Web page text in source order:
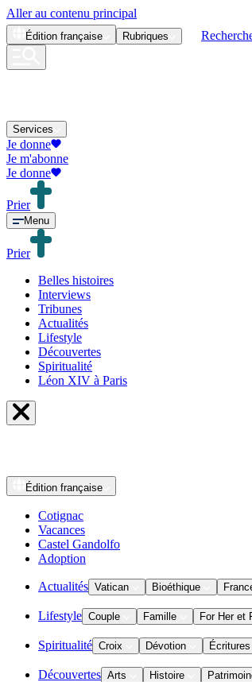
Aller au contenu principal
Édition française Rubriques
Services
Je donne
Je m'abonne
Je donne
Prier
Menu
Prier
Belles histoires
Interviews
Tribunes
Actualités
Lifestyle
Découvertes
Spiritualité
Léon XIV à Paris
Édition française
Cotignac
Vacances
Castel Gandolfo
Adoption
Actualités Vatican Bioéthique
Lifestyle Couple Famille For Her et
Spiritualité Croix Dévotion Écritures
Découvertes Arts Histoire